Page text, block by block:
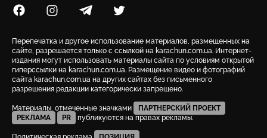
Посилання на Facebook
Посилання на Instagram
Посилання на Telegram
Посилання на Twitter
Перепечатка и другое использование материалов, размещенных на
сайте, разрешается только с ссылкой на karachun.com.ua. Интернет-
издания могут использовать материалы сайта по условиям открытой
гиперссылки на karachun.com.ua. Размещение видео и фотографий
сайта karachun.com.ua на других сайтах без письменного
разрешения редакции категорически запрещено.
Материалы, отмеченные значками
ПАРТНЕРСКИЙ ПРОЕКТ
РЕКЛАМА
PR публикуются на правах рекламы.